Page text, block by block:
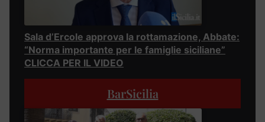
Sala d’Ercole approva la rottamazione, Abbate:
“Norma importante per le famiglie siciliane”
CLICCA PER IL VIDEO
BarSicilia